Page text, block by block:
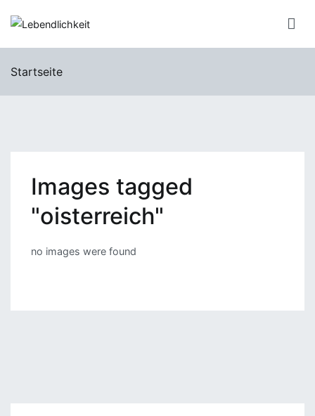
Inhalt
Startseite
Images tagged
"oisterreich"
no images were found